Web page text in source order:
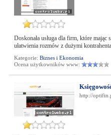
Doskonała usługa dla firm, które
ułatwienia rozmów z dużymi
Kategorie: Biznes i Ekonomia
Ocena użytkowników www:
http://